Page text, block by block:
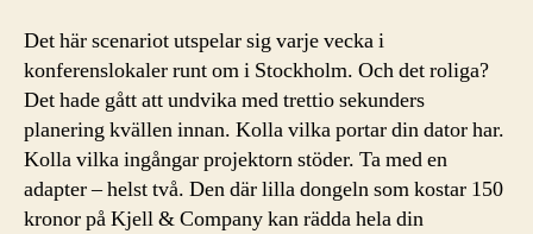
Det här scenariot utspelar sig varje vecka i
konferenslokaler runt om i Stockholm. Och det roliga?
Det hade gått att undvika med trettio sekunders
planering kvällen innan. Kolla vilka portar din dator har.
Kolla vilka ingångar projektorn stöder. Ta med en
adapter – helst två. Den där lilla dongeln som kostar 150
kronor på Kjell & Company kan rädda hela din